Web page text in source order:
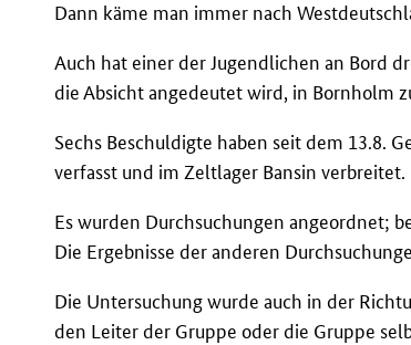
Dann käme man immer nach
Auch hat einer der Jugendlichen an Bord
die Absicht angedeutet wird, in Bornholm
Sechs Beschuldigte haben seit dem 13.8.
verfasst und im Zeltlager Bansin verbreitet.
Es wurden Durchsuchungen angeordnet;
Die Ergebnisse der anderen
Die Untersuchung wurde auch in der
den Leiter der Gruppe oder die Gruppe